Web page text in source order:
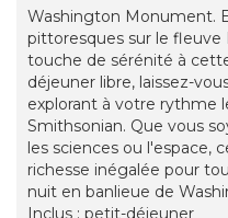
Washington Monument.
pittoresques sur le
touche de sérénité à
déjeuner libre, laissez-
explorant à votre rythme
Smithsonian. Que vous
les sciences ou l'espace,
richesse inégalée pour
nuit en banlieue de
Inclus : petit-déjeuner